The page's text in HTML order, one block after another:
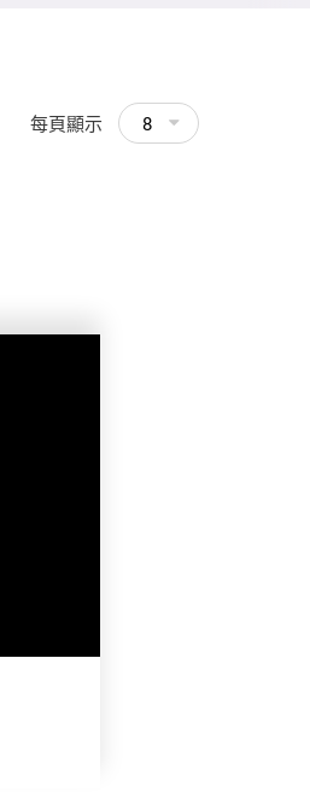
每頁顯示 8